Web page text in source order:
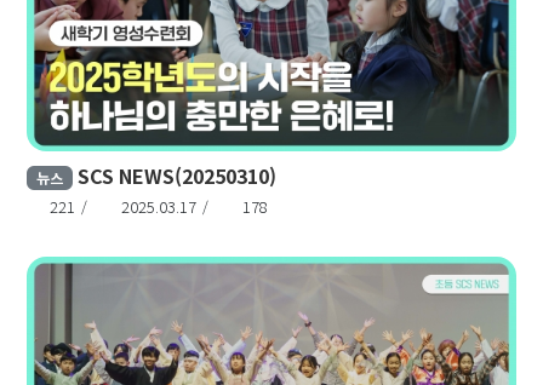
뉴스 SCS NEWS(20250310)
221 2025.03.17 178